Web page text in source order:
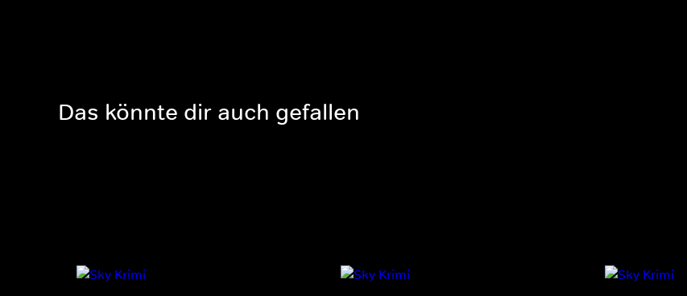
Das könnte dir auch gefallen